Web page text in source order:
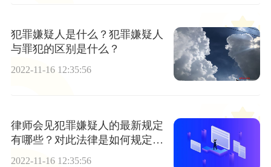
犯罪嫌疑人是什么？犯罪嫌疑人
与罪犯的区别是什么？
2022-11-16 12:35:56
律师会见犯罪嫌疑人的最新规定
有哪些？对此法律是如何规定
的？
2022-11-16 12:35:56